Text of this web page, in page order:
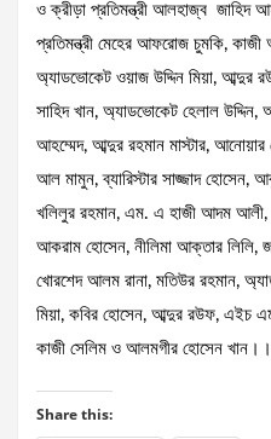
ও ক্রীড়া প্রতিমন্ত্রী আলহাজ্ব জাহিদ
প্রতিমন্ত্রী মেহের আফরোজ চুমকি, কাজী
অ্যাডভোকেট ওয়াজ উদ্দিন মিয়া,
সাহিদ খান, অ্যাডভোকেট হেলাল উদ্দিন,
আহম্মেদ, আব্দুর রহমান মাস্টার,
আল মামুন, ব্যারিস্টার সাজ্জাদ হোসেন,
খলিলুর রহমান, এম. এ হাজী আদম
আকরাম হোসেন, নীলিমা আক্তার লিলি,
খোরশেদ আলম রানা, মতিউর রহমান,
মিয়া, কবির হোসেন, আব্দুর রউফ, এইচ
কাজী সেলিম ও আলমগীর হোসেন খান।।
Share this: